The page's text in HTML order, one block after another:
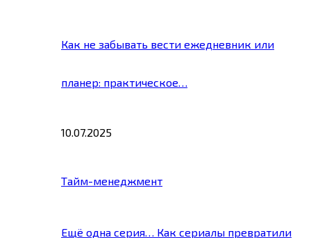
Как не забывать вести ежедневник или
планер: практическое…
10.07.2025
Тайм-менеджмент
Ещё одна серия… Как сериалы превратили